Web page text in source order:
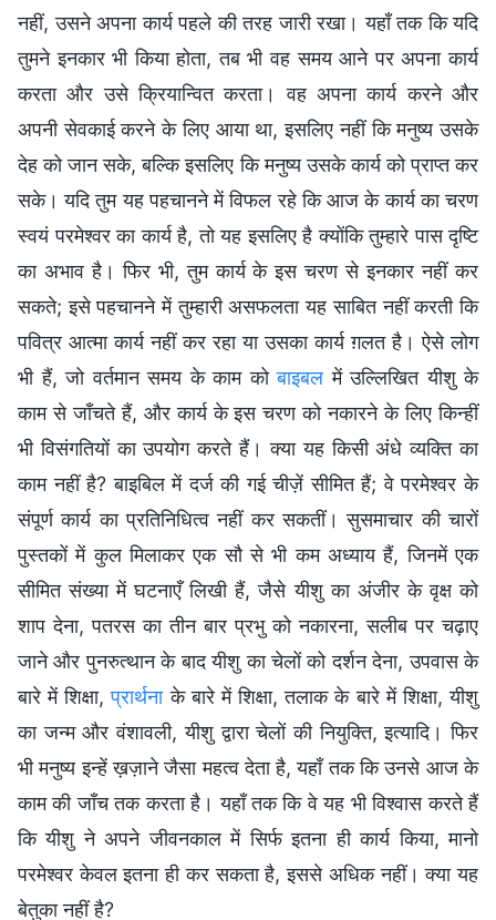
नहीं, उसने अपना कार्य पहले की तरह जारी रखा। यहाँ तक कि यदि
तुमने इनकार भी किया होता, तब भी वह समय आने पर अपना कार्य
करता और उसे क्रियान्वित करता। वह अपना कार्य करने और
अपनी सेवकाई करने के लिए आया था, इसलिए नहीं कि मनुष्य उसके
देह को जान सके, बल्कि इसलिए कि मनुष्य उसके कार्य को प्राप्त कर
सके। यदि तुम यह पहचानने में विफल रहे कि आज के कार्य का चरण
स्वयं परमेश्वर का कार्य है, तो यह इसलिए है क्योंकि तुम्हारे पास दृष्टि
का अभाव है। फिर भी, तुम कार्य के इस चरण से इनकार नहीं कर
सकते; इसे पहचानने में तुम्हारी असफलता यह साबित नहीं करती कि
पवित्र आत्मा कार्य नहीं कर रहा या उसका कार्य ग़लत है। ऐसे लोग
भी हैं, जो वर्तमान समय के काम कोबाइबल में उल्लिखित यीशु के
काम से जाँचते हैं, और कार्य के इस चरण को नकारने के लिए किन्हीं
भी विसंगतियों का उपयोग करते हैं। क्या यह किसी अंधे व्यक्ति का
काम नहीं है? बाइबिल में दर्ज की गई चीज़ें सीमित हैं; वे परमेश्वर के
संपूर्ण कार्य का प्रतिनिधित्व नहीं कर सकतीं। सुसमाचार की चारों
पुस्तकों में कुल मिलाकर एक सौ से भी कम अध्याय हैं, जिनमें एक
सीमित संख्या में घटनाएँ लिखी हैं, जैसे यीशु का अंजीर के वृक्ष को
शाप देना, पतरस का तीन बार प्रभु को नकारना, सलीब पर चढ़ाए
जाने और पुनरुत्थान के बाद यीशु का चेलों को दर्शन देना, उपवास के
बारे में शिक्षा,प्रार्थनाके बारे में शिक्षा, तलाक के बारे में शिक्षा, यीशु
का जन्म और वंशावली, यीशु द्वारा चेलों की नियुक्ति, इत्यादि। फिर
भी मनुष्य इन्हें ख़ज़ाने जैसा महत्व देता है, यहाँ तक कि उनसे आज के
काम की जाँच तक करता है। यहाँ तक कि वे यह भी विश्वास करते हैं
कि यीशु ने अपने जीवनकाल में सिर्फ इतना ही कार्य किया, मानो
परमेश्वर केवल इतना ही कर सकता है, इससे अधिक नहीं। क्या यह
बेतुका नहीं है?